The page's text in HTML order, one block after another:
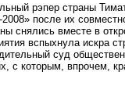
рэпер страны
после их
снялись вместе в
вспыхнула искра
суд
с которым, впрочем,